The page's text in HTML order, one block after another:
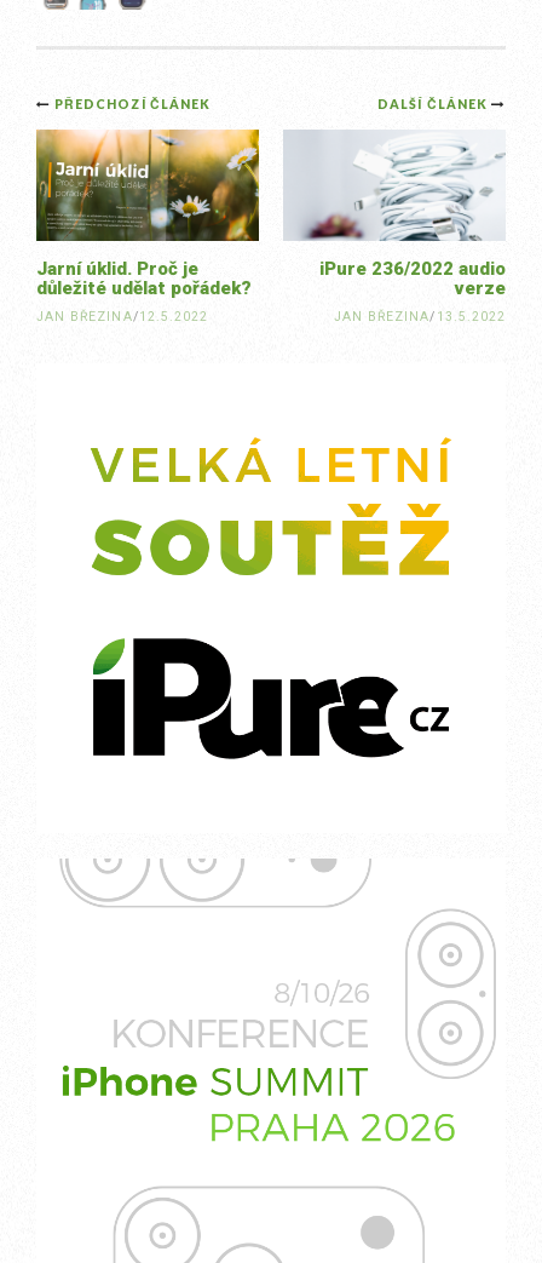
Post
navigation
DALŠÍ ČLÁNEK
iPure 236/2022 audio
verze
JAN BŘEZINA/ 13.5.2022
PŘEDCHOZÍ ČLÁNEK
Jarní úklid. Proč je
důležité udělat pořádek?
JAN BŘEZINA/12.5.2022